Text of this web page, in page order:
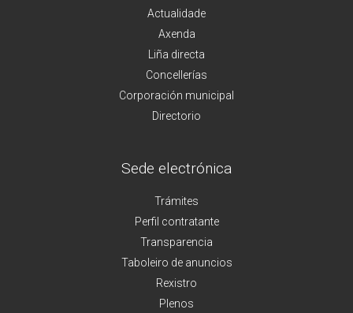
Actualidade
Axenda
Liña directa
Concellerías
Corporación municipal
Directorio
Sede electrónica
Trámites
Perfil contratante
Transparencia
Taboleiro de anuncios
Rexistro
Plenos